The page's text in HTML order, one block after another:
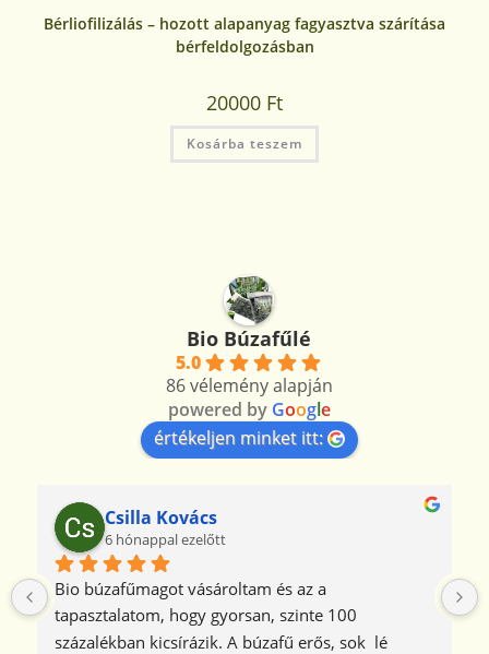
Bérliofilizálás – hozott alapanyag fagyasztva szárítása
bérfeldolgozásban
20000 Ft
Kosárba teszem
Bio Búzafűlé
5.0
86 vélemény alapján
powered by Google
értékeljen minket itt:
Csilla Kovács
6 hónappal ezelőtt
Bio búzafűmagot vásároltam és az a
tapasztalatom, hogy gyorsan, szinte 100
százalékban kicsírázik. A búzafű erős, sok  lé